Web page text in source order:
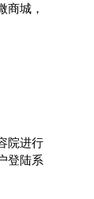
商城，
院进行
登陆系